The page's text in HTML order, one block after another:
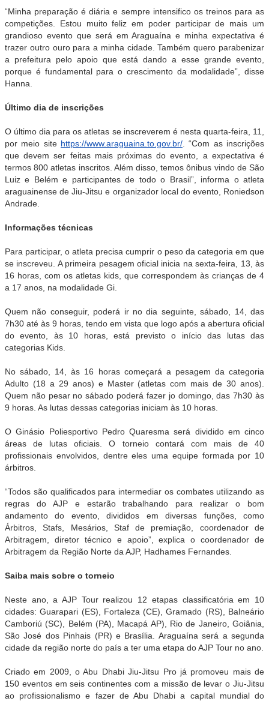
“Minha preparação é diária e sempre intensifico os treinos para as
competições. Estou muito feliz em poder participar de mais um
grandioso evento que será em Araguaína e minha expectativa é
trazer outro ouro para a minha cidade. Também quero parabenizar
a prefeitura pelo apoio que está dando a esse grande evento,
porque é fundamental para o crescimento da modalidade”, disse
Hanna.
Último dia de inscrições
O último dia para os atletas se inscreverem é nesta quarta-feira, 11,
por meio site https://www.araguaina.to.gov.br/ . “Com as inscrições
que devem ser feitas mais próximas do evento, a expectativa é
termos 800 atletas inscritos. Além disso, temos ônibus vindo de São
Luiz e Belém e participantes de todo o Brasil”, informa o atleta
araguainense de Jiu-Jitsu e organizador local do evento, Roniedson
Andrade.
Informações técnicas
Para participar, o atleta precisa cumprir o peso da categoria em que
se inscreveu. A primeira pesagem oficial inicia na sexta-feira, 13, às
16 horas, com os atletas kids, que correspondem às crianças de 4
a 17 anos, na modalidade Gi.
Quem não conseguir, poderá ir no dia seguinte, sábado, 14, das
7h30 até às 9 horas, tendo em vista que logo após a abertura oficial
do evento, às 10 horas, está previsto o início das lutas das
categorias Kids.
No sábado, 14, às 16 horas começará a pesagem da categoria
Adulto (18 a 29 anos) e Master (atletas com mais de 30 anos).
Quem não pesar no sábado poderá fazer jo domingo, das 7h30 às
9 horas. As lutas dessas categorias iniciam às 10 horas.
O Ginásio Poliesportivo Pedro Quaresma será dividido em cinco
áreas de lutas oficiais. O torneio contará com mais de 40
profissionais envolvidos, dentre eles uma equipe formada por 10
árbitros.
“Todos são qualificados para intermediar os combates utilizando as
regras do AJP e estarão trabalhando para realizar o bom
andamento do evento, divididos em diversas funções, como
Árbitros, Stafs, Mesários, Staf de premiação, coordenador de
Arbitragem, diretor técnico e apoio”, explica o coordenador de
Arbitragem da Região Norte da AJP, Hadhames Fernandes.
Saiba mais sobre o torneio
Neste ano, a AJP Tour realizou 12 etapas classificatória em 10
cidades: Guarapari (ES), Fortaleza (CE), Gramado (RS), Balneário
Camboriú (SC), Belém (PA), Macapá AP), Rio de Janeiro, Goiânia,
São José dos Pinhais (PR) e Brasília. Araguaína será a segunda
cidade da região norte do país a ter uma etapa do AJP Tour no ano.
Criado em 2009, o Abu Dhabi Jiu-Jitsu Pro já promoveu mais de
150 eventos em seis continentes com a missão de levar o Jiu-Jitsu
ao profissionalismo e fazer de Abu Dhabi a capital mundial do